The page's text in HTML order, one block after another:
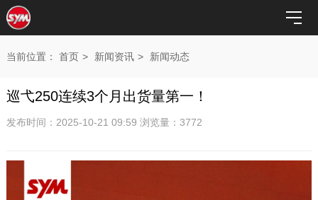
当前位置： 首页 > 新闻资讯 > 新闻动态
巡弋250连续3个月出货量第一！
发布时间：2025-10-21 09:59 浏览量：3772